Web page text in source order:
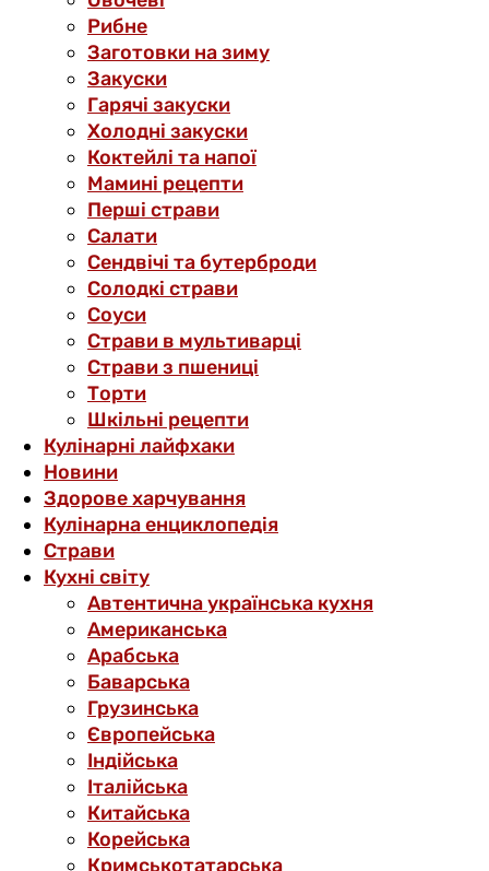
Рибне
Заготовки на зиму
Закуски
Гарячі закуски
Холодні закуски
Коктейлі та напої
Мамині рецепти
Перші страви
Салати
Сендвічі та бутерброди
Солодкі страви
Соуси
Страви в мультиварці
Страви з пшениці
Торти
Шкільні рецепти
Кулінарні лайфхаки
Новини
Здорове харчування
Кулінарна енциклопедія
Страви
Кухні світу
Автентична українська кухня
Американська
Арабська
Баварська
Грузинська
Європейська
Індійська
Італійська
Китайська
Корейська
Кримськотатарська